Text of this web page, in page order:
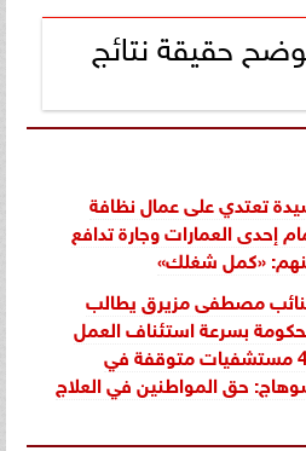
حقيقة نتائج
تعتدي على عمال نظافة
إحدى العمارات وجارة تدافع
«كمل شغلك»
مصطفى مزيرق يطالب
بسرعة استئناف العمل
بـ4 مستشفيات متوقفة في
حق المواطنين في العلاج